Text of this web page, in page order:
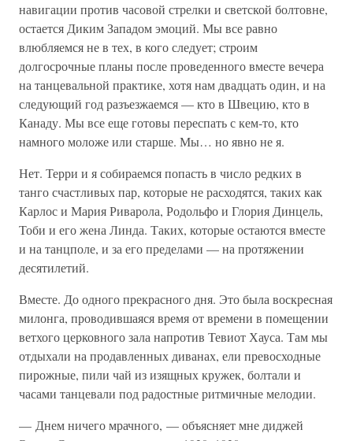
навигации против часовой стрелки и светской болтовне,
остается Диким Западом эмоций. Мы все равно
влюбляемся не в тех, в кого следует; строим
долгосрочные планы после проведенного вместе вечера
на танцевальной практике, хотя нам двадцать один, и на
следующий год разъезжаемся — кто в Швецию, кто в
Канаду. Мы все еще готовы переспать с кем-то, кто
намного моложе или старше. Мы… но явно не я.
Нет. Терри и я собираемся попасть в число редких в
танго счастливых пар, которые не расходятся, таких как
Карлос и Мария Риварола, Родольфо и Глория Динцель,
Тоби и его жена Линда. Таких, которые остаются вместе
и на танцполе, и за его пределами — на протяжении
десятилетий.
Вместе. До одного прекрасного дня. Это была воскресная
милонга, проводившаяся время от времени в помещении
ветхого церковного зала напротив Тевиот Хауса. Там мы
отдыхали на продавленных диванах, ели превосходные
пирожные, пили чай из изящных кружек, болтали и
часами танцевали под радостные ритмичные мелодии.
— Днем ничего мрачного, — объясняет мне диджей